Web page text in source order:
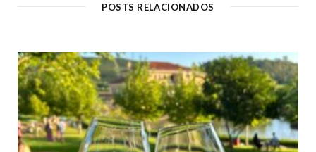
POSTS RELACIONADOS